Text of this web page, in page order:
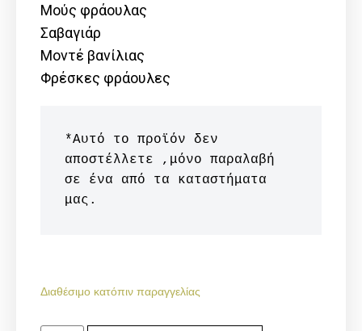
Μούς φράουλας
Σαβαγιάρ
Μοντέ βανίλιας
Φρέσκες φράουλες
*Αυτό το προϊόν δεν
αποστέλλετε ,μόνο παραλαβή
σε ένα από τα καταστήματα
μας.
Διαθέσιμο κατόπιν παραγγελίας